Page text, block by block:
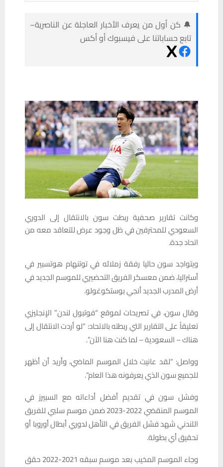
🔔 كن أول من يعرف الأخبار العاجلة عن الناصرية–
تابع حساباتنا على فيسبوك أو أكس
وكانت تقارير صحفية ربطت سون بالانتقال إلى الدوري
السعودي للمحترفين في ظل وجود عرض للتعاقد معه من
اتحاد جدة.
ويتواجد سون حاليا رفقة زملائه في توتنهام هوتسبير في
أستراليا، ضمن معسكر الفريق التحضيري للموسم الجديد في
أرض المدرب الجديد أنجي بوستكوغولو.
وقال سون، في تصريحات لموقع “فوتبول لندن” الإنجليزي
تعليقاً على التقارير التي ربطته بالاتحاد: “لو أردت الانتقال إلى
هناك – السعودية – لما كنت هنا الآن”.
وواصل: “لقد عانيت خلال الموسم الماضي، وأريد أن أظهر
للجميع سون الذي يعرفونه هذا العام”.
وفشل سون في تقديم أفضل أداءاته مع السبيرز في
الموسم المنقضي 2022-2023 ضمن موسم سلبي للفريق
اللندني شهد فشل الفريق في التأهل لدوري أبطال أوروبا أو
تحقيق أي بطولة.
وجاء الموسم المخيب بعد موسم سبقه 2021-2022 حقق